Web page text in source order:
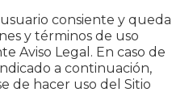
consiente y queda
y términos de uso
Aviso Legal. En caso de
a continuación,
de hacer uso del Sitio